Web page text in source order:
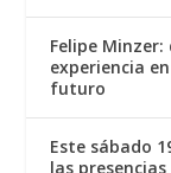
Felipe Minzer:
experiencia
futuro
Este sábado
las